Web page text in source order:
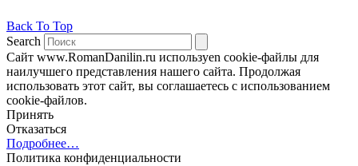
Back To Top
Search
Сайт www.RomanDanilin.ru используеn cookie-файлы для
наилучшего представления нашего сайта. Продолжая
использовать этот сайт, вы соглашаетесь с использованием
cookie-файлов.
Принять
Отказаться
Подробнее…
Политика конфиденциальности